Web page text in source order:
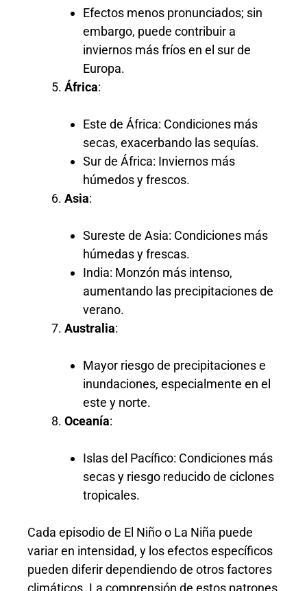
Efectos menos pronunciados; sin
embargo, puede contribuir a
inviernos más fríos en el sur de
Europa.
África:
Este de África: Condiciones más
secas, exacerbando las sequías.
Sur de África: Inviernos más
húmedos y frescos.
Asia:
Sureste de Asia: Condiciones más
húmedas y frescas.
India: Monzón más intenso,
aumentando las precipitaciones de
verano.
Australia:
Mayor riesgo de precipitaciones e
inundaciones, especialmente en el
este y norte.
Oceanía:
Islas del Pacífico: Condiciones más
secas y riesgo reducido de ciclones
tropicales.
Cada episodio de El Niño o La Niña puede
variar en intensidad, y los efectos específicos
pueden diferir dependiendo de otros factores
climáticos. La comprensión de estos patrones